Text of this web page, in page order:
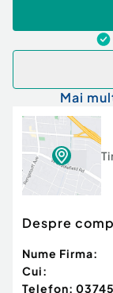
Mai
Despre
Nume Firma:
Cui:
Telefon: